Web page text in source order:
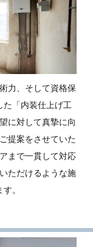
力、そして資格保
「内装仕上げ工
に対して真摯に向
提案をさせていた
まで一貫して対応
ただけるような施
。